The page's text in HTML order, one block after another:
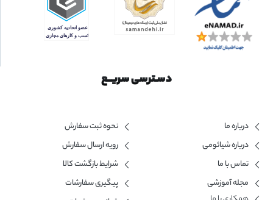
دسـترسی سریــع
درباره ما
درباره شیائومی
تماس با ما
مجله آموزشی
نحوه ثبت سفارش
رویه ارسال سفارش
شرایط بازگشت کالا
پیگیری سفارشات